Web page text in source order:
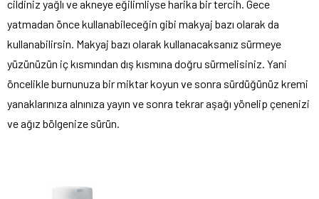
cildiniz yağlı ve akneye eğilimliyse harika bir tercih. Gece
yatmadan önce kullanabileceğin gibi makyaj bazı olarak da
kullanabilirsin. Makyaj bazı olarak kullanacaksanız sürmeye
yüzünüzün iç kısmından dış kısmına doğru sürmelisiniz. Yani
öncelikle burnunuza bir miktar koyun ve sonra sürdüğünüz kremi
yanaklarınıza alnınıza yayın ve sonra tekrar aşağı yönelip çenenizi
ve ağız bölgenize sürün.